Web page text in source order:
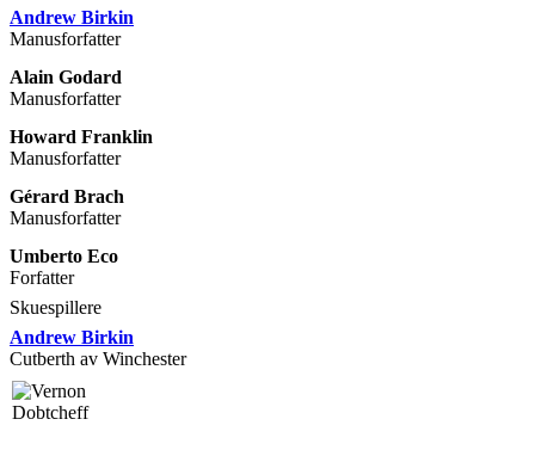
Andrew Birkin
Manusforfatter
Alain Godard
Manusforfatter
Howard Franklin
Manusforfatter
Gérard Brach
Manusforfatter
Umberto Eco
Forfatter
Skuespillere
Andrew Birkin
Cutberth av Winchester